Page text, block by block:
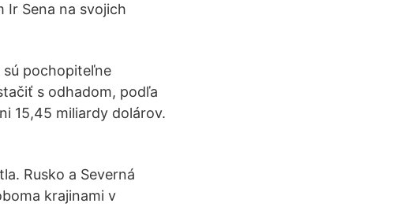
Ir Sena na svojich
pochopiteľne
s odhadom, podľa
15,45 miliardy dolárov.
Rusko a Severná
krajinami v